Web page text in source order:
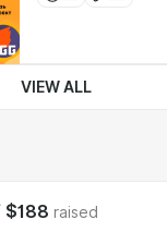
VIEW ALL
$188 raised